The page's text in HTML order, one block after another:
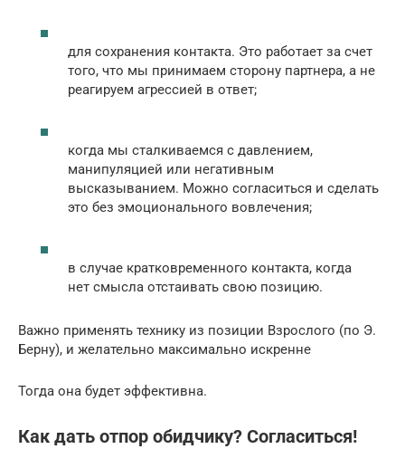
для сохранения контакта. Это работает за счет
того, что мы принимаем сторону партнера, а не
реагируем агрессией в ответ;
когда мы сталкиваемся с давлением,
манипуляцией или негативным
высказыванием. Можно согласиться и сделать
это без эмоционального вовлечения;
в случае кратковременного контакта, когда
нет смысла отстаивать свою позицию.
Важно применять технику из позиции Взрослого (по Э.
Берну), и желательно максимально искренне
Тогда она будет эффективна.
Как дать отпор обидчику? Согласиться!